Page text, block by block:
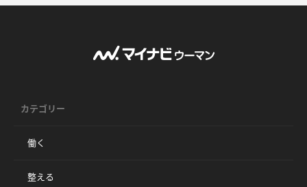
カテゴリー
働く
整える